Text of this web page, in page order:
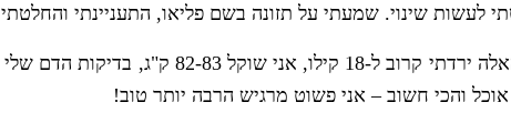
לעשות שינוי. שמעתי על תזונה בשם פליאו, התעניינתי
קילו, אני שוקל 82-83 ק"ג, ב
דיקות הדם
והכי חשוב – אני פשוט מרגיש הרבה יותר טוב!